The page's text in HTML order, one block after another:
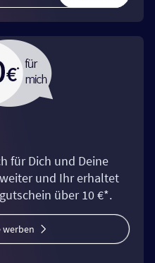
für Dich und Deine
und Ihr erhaltet
über 10 €*.
werben